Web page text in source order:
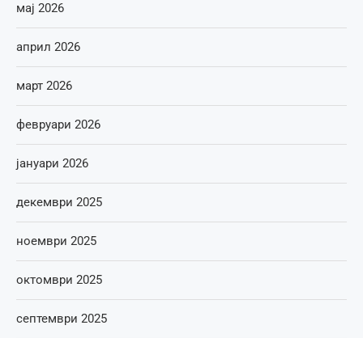
мај 2026
април 2026
март 2026
февруари 2026
јануари 2026
декември 2025
ноември 2025
октомври 2025
септември 2025